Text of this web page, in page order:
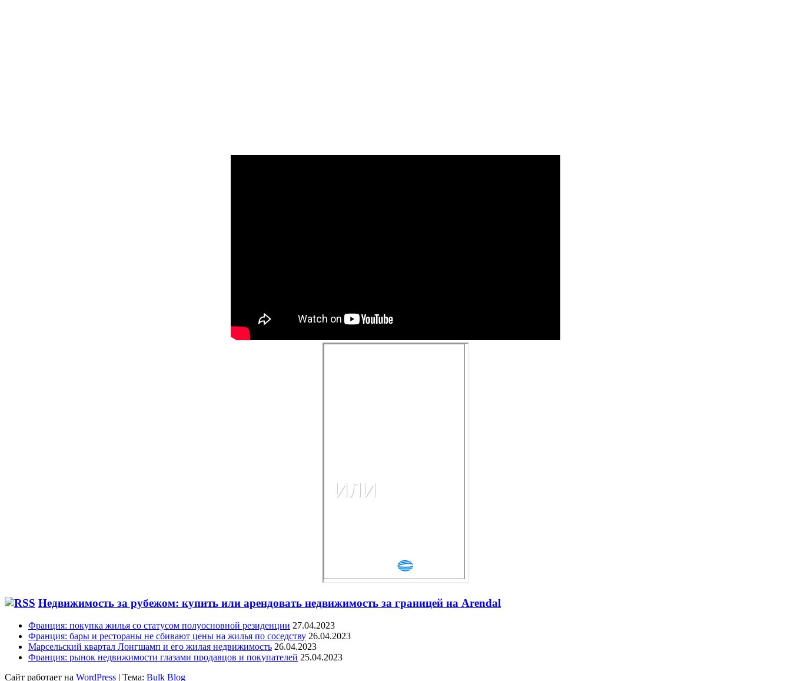
Недвижимость за рубежом: купить или арендовать недвижимость за границей на Arendal
Франция: покупка жилья со статусом полуосновной резиденции 27.04.2023
Франция: бары и рестораны не сбивают цены на жилья по соседству 26.04.2023
Марсельский квартал Лонгшамп и его жилая недвижимость 26.04.2023
Франция: рынок недвижимости глазами продавцов и покупателей 25.04.2023
Сайт работает на WordPress | Тема: Bulk Blog